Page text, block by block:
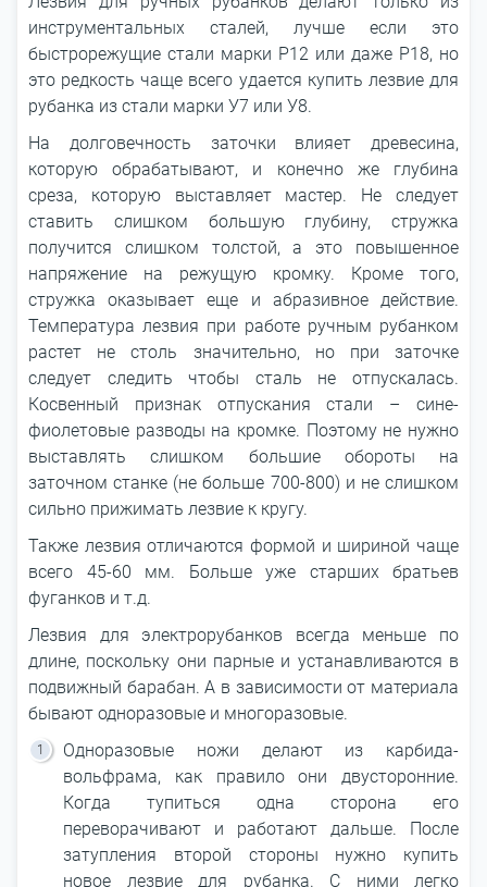
инструментальных сталей, лучше если это
быстрорежущие стали марки Р12 или даже Р18, но
это редкость чаще всего удается купить лезвие для
рубанка из стали марки У7 или У8.
На долговечность заточки влияет древесина,
которую обрабатывают, и конечно же глубина
среза, которую выставляет мастер. Не следует
ставить слишком большую глубину, стружка
получится слишком толстой, а это повышенное
напряжение на режущую кромку. Кроме того,
стружка оказывает еще и абразивное действие.
Температура лезвия при работе ручным рубанком
растет не столь значительно, но при заточке
следует следить чтобы сталь не отпускалась.
Косвенный признак отпускания стали – сине-
фиолетовые разводы на кромке. Поэтому не нужно
выставлять слишком большие обороты на
заточном станке (не больше 700-800) и не слишком
сильно прижимать лезвие к кругу.
Также лезвия отличаются формой и шириной чаще
всего 45-60 мм. Больше уже старших братьев
фуганков и т.д.
Лезвия для электрорубанков всегда меньше по
длине, поскольку они парные и устанавливаются в
подвижный барабан. А в зависимости от материала
бывают одноразовые и многоразовые.
Одноразовые ножи делают из карбида-
вольфрама, как правило они двусторонние.
Когда тупиться одна сторона его
переворачивают и работают дальше. После
затупления второй стороны нужно купить
новое лезвие для рубанка. С ними легко